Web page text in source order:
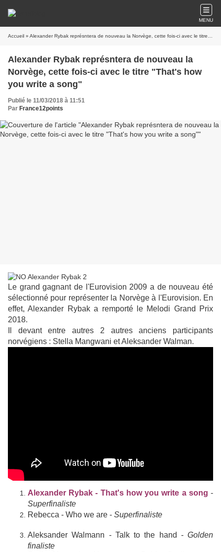
MENU
Accueil » Alexander Rybak représntera de nouveau la Norvège, cette fois-ci avec le titre "That's how you write a song"
Alexander Rybak représntera de nouveau la
Norvège, cette fois-ci avec le titre "That's how
you write a song"
Publié le 11/03/2018 à 11:51
Par France12points
Le grand gagnant de l'Eurovision 2009 a de nouveau été
sélectionné pour représenter la Norvège à l'Eurovision. En
effet, Alexander Rybak a remporté le Melodi Grand Prix
2018.
Il devant entre autres 2 autres anciens participants
norvégiens : Stella Mangwani et Aleksander Walman.
Alexander Rybak - That's how you write a song -
Superfinaliste
Rebecca - Who we are - Superfinaliste
Aleksander Walmann - Talk to the hand - Golden
finaliste